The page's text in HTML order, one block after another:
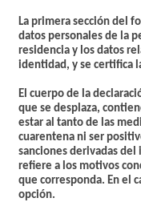
La primera sección del
datos personales de la
residencia y los datos
identidad, y se certifica
El cuerpo de la
que se desplaza,
estar al tanto de las
cuarentena ni ser
sanciones derivadas
refiere a los motivos
que corresponda. En el
opción.